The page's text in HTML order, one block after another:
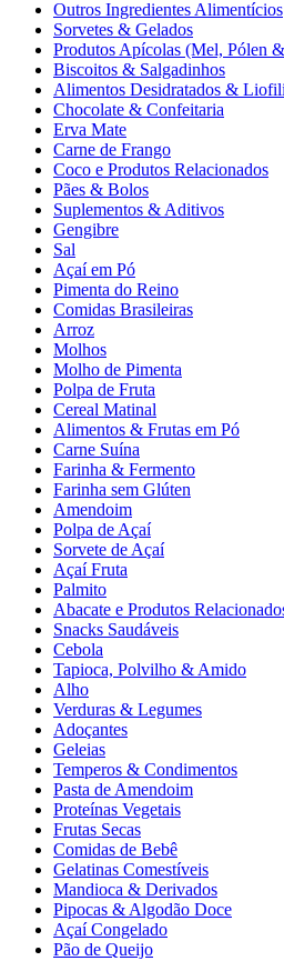
Outros Ingredientes Alimentícios
Sorvetes & Gelados
Produtos Apícolas (Mel, Pólen
Biscoitos & Salgadinhos
Alimentos Desidratados &
Chocolate & Confeitaria
Erva Mate
Carne de Frango
Coco e Produtos Relacionados
Pães & Bolos
Suplementos & Aditivos
Gengibre
Sal
Açaí em Pó
Pimenta do Reino
Comidas Brasileiras
Arroz
Molhos
Molho de Pimenta
Polpa de Fruta
Cereal Matinal
Alimentos & Frutas em Pó
Carne Suína
Farinha & Fermento
Farinha sem Glúten
Amendoim
Polpa de Açaí
Sorvete de Açaí
Açaí Fruta
Palmito
Abacate e Produtos
Snacks Saudáveis
Cebola
Tapioca, Polvilho & Amido
Alho
Verduras & Legumes
Adoçantes
Geleias
Temperos & Condimentos
Pasta de Amendoim
Proteínas Vegetais
Frutas Secas
Comidas de Bebê
Gelatinas Comestíveis
Mandioca & Derivados
Pipocas & Algodão Doce
Açaí Congelado
Pão de Queijo